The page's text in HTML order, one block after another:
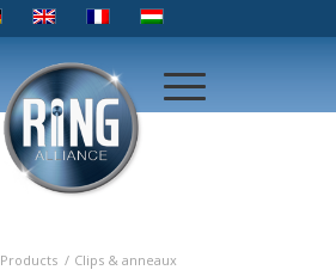
Products / Clips & anneaux